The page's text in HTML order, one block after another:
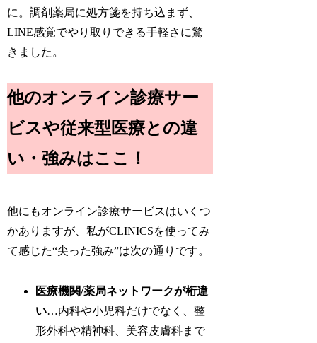
に。調剤薬局に処方箋を持ち込まず、
LINE感覚でやり取りできる手軽さに驚
きました。
他のオンライン診療サー
ビスや従来型医療との違
い・強みはここ！
他にもオンライン診療サービスはいくつ
かありますが、私がCLINICSを使ってみ
て感じた“尖った強み”は次の通りです。
医療機関/薬局ネットワークが桁違
い…内科や小児科だけでなく、整
形外科や精神科、美容皮膚科まで